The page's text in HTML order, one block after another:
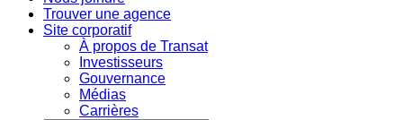
Trouver une agence
Site corporatif
À propos de Transat
Investisseurs
Gouvernance
Médias
Carrières